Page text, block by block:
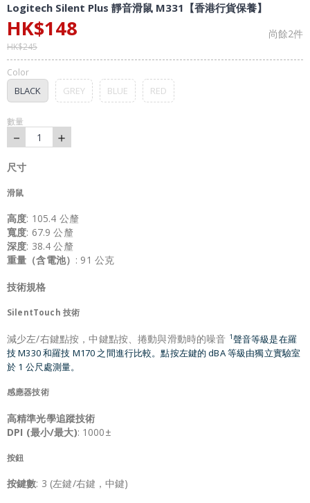
Logitech Silent Plus 靜音滑鼠 M331【香港行貨保養】
HK$148 尚餘2件
HK$245
Color
BLACK GREY BLUE RED
數量
－ 1 ＋
尺寸
滑鼠
高度: 105.4 公釐
寬度: 67.9 公釐
深度: 38.4 公釐
重量（含電池） : 91 公克
技術規格
SilentTouch 技術
減少左/右鍵點按，中鍵點按、捲動與滑動時的噪音 1聲音等級是在羅
技 M330 和羅技 M170 之間進行比較。點按左鍵的 dBA 等級由獨立實驗室
於 1 公尺處測量。
感應器技術
高精準光學追蹤技術
DPI (最小/最大): 1000±
按鈕
按鍵數: 3 (左鍵/右鍵，中鍵)